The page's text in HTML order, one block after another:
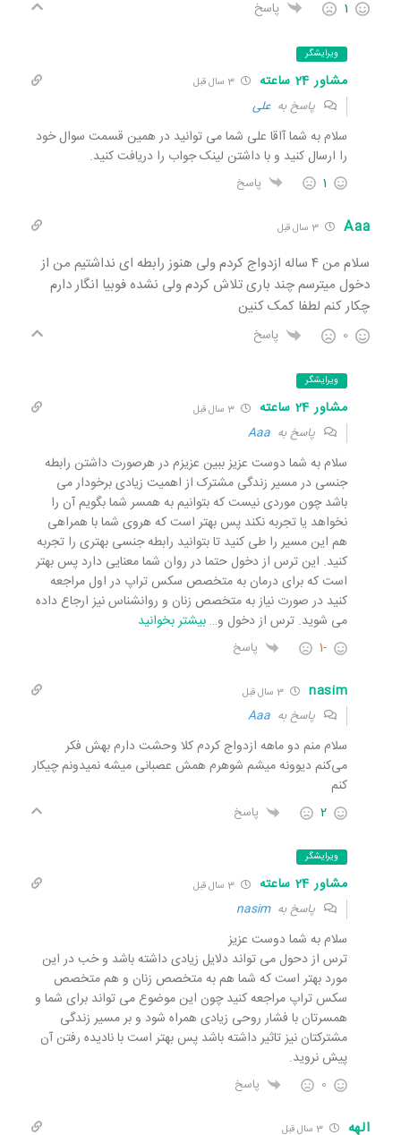
1 پاسخ
ویرایشگر
مشاور 24 ساعته 3 سال قبل
پاسخ بهعلی
سلام به شما آاقا علی شما می توانید در همین قسمت سوال خود
را ارسال کنید و با داشتن لینک جواب را دریافت کنید.
1 پاسخ
Aaa
سلام من ۴ ساله ازدواج کردم ولی هنوز رابطه ای نداشتیم من از
دخول میترسم چند باری تلاش کردم ولی نشده فوبیا انگار دارم
چکار کنم لطفا کمک کنین
0 پاسخ
ویرایشگر
مشاور 24 ساعته 3 سال قبل
پاسخ به Aaa
سلام به شما دوست عزیز ببین عزیزم در هرصورت داشتن رابطه
جنسی در مسیر زندگی مشترک از اهمیت زیادی برخودار می
باشد چون موردی نیست که بتوانیم به همسر شما بگویم آن را
نخواهد یا تجربه نکند پس بهتر است که هروی شما با همراهی
هم این مسیر را طی کنید تا بتوانید رابطه جنسی بهتری را تجربه
کنید. این ترس از دخول حتما در روان شما معنایی دارد پس بهتر
است که برای درمان به متخصص سکس تراپ در اول مراجعه
کنید در صورت نیاز به متخصص زنان و روانشناس نیز ارجاع داده
می شوید. ترس از دخول و… بیشتر بخوانید
-1 پاسخ
nasim 3 سال قبل
پاسخ به Aaa
سلام منم دو ماهه ازدواج کردم کلا وحشت دارم بهش فکر
می‌کنم دیوونه میشم شوهرم همش عصبانی میشه نمیدونم چیکار
کنم
2 پاسخ
ویرایشگر
مشاور 24 ساعته 3 سال قبل
پاسخ بهnasim
سلام به شما دوست عزیز
ترس از دحول می تواند دلایل زیادی داشته باشد و خب در این
مورد بهتر است که شما هم به متخصص زنان و هم متخصص
سکس تراپ مراجعه کنید چون این موضوع می تواند برای شما و
همسرتان با فشار روحی زیادی همراه شود و بر مسیر زندگی
مشترکتان نیز تاثیر داشته باشد پس بهتر است با نادیده رفتن آن
پیش نروید.
0 پاسخ
الهه 3 سال قبل